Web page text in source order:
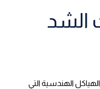
الشد
الهندسية التي